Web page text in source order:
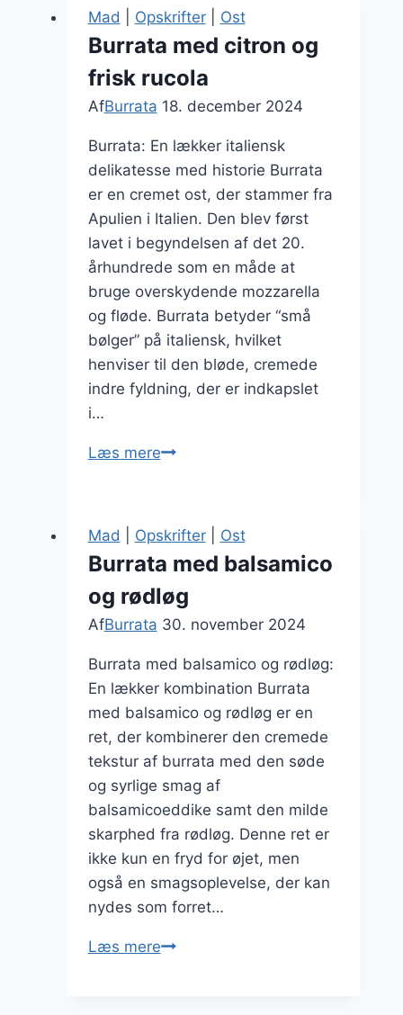
smagfulde
toppings
Mad Opskrifter| Ost
Burrata med citron og
frisk rucola
AfBurrata 18. december 2024
Burrata: En lækker italiensk
delikatesse med historie Burrata
er en cremet ost, der stammer fra
Apulien i Italien. Den blev først
lavet i begyndelsen af det 20.
århundrede som en måde at
bruge overskydende mozzarella
og fløde. Burrata betyder “små
bølger” på italiensk, hvilket
henviser til den bløde, cremede
indre fyldning, der er indkapslet
i…
Læs mereBurrata
frisk
rucola
Mad Opskrifter| Ost
Burrata med balsamico
og rødløg
AfBurrata 30. november 2024
Burrata med balsamico og rødløg:
En lækker kombination Burrata
med balsamico og rødløg er en
ret, der kombinerer den cremede
tekstur af burrata med den søde
og syrlige smag af
balsamicoeddike samt den milde
skarphed fra rødløg. Denne ret er
ikke kun en fryd for øjet, men
også en smagsoplevelse, der kan
nydes som forret…
Læs mereBurrata